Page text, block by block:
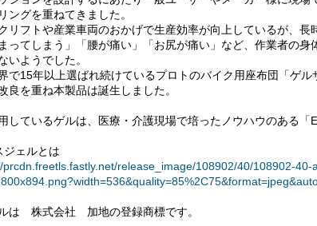
ングを重ねてきました。
リフトや産業車両のおかげで生産効率が向上しているが、長
ってしまう」「腰が痛い」「お尻が痛い」など、作業者の身
いようでした。
で15年以上選ばれ続けているプロトのバイク用座布団「ゲル
良を重ね本製品は誕生しました。
しているゲルは、医療・介護現場で培ったノウハウのある「
ジェルとは
prcdn.freetls.fastly.net/release_image/108902/40/108902-
は 株式会社 加地の登録商標です。